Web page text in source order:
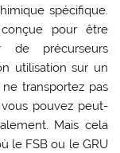
spécifique.
conçue pour être
précurseurs
utilisation sur un
transportez pas
pouvez peut-
Mais cela
le FSB ou le GRU